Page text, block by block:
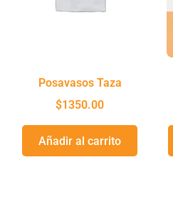
Posavasos Taza
$1350.00
Añadir al carrito